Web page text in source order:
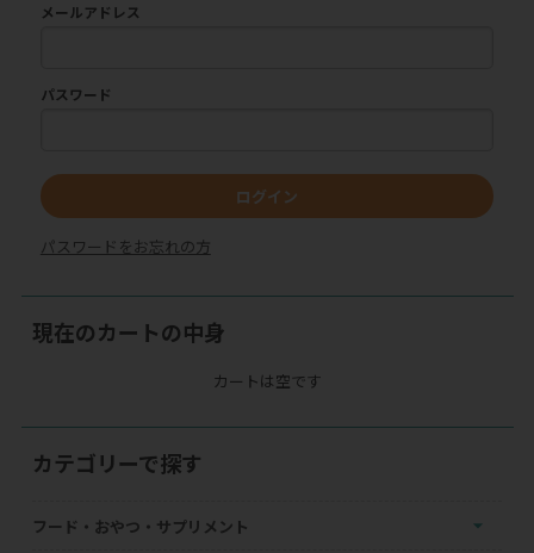
メールアドレス
パスワード
ログイン
パスワードをお忘れの方
現在のカートの中身
カートは空です
カテゴリーで探す
フード・おやつ・サプリメント